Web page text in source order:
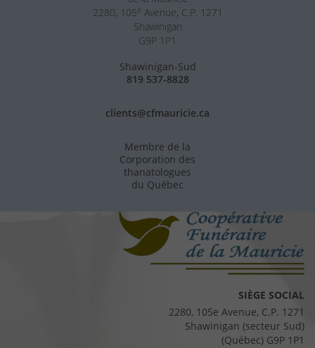
2280, 105e Avenue, C.P. 1271
Shawinigan
G9P 1P1
Shawinigan-Sud
819 537-8828
clients@cfmauricie.ca
Membre de la
Corporation des
thanatologues
du Québec
SIÈGE SOCIAL
2280, 105e Avenue, C.P. 1271
Shawinigan (secteur Sud)
(Québec) G9P 1P1